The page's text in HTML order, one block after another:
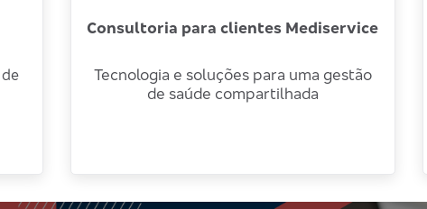
Consultoria para clientes Mediservice
Tecnologia e soluções para uma gestão
de saúde compartilhada